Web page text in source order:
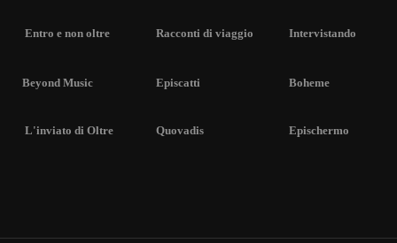
Entro e non oltre Racconti di viaggio Intervistando
Beyond Music Episcatti Boheme
L'inviato di Oltre Quovadis Epischermo